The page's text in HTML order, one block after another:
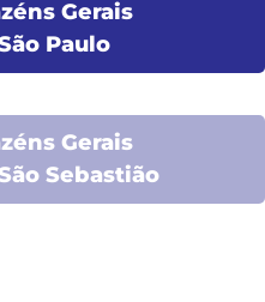
Gerais
Paulo
Gerais
Sebastião